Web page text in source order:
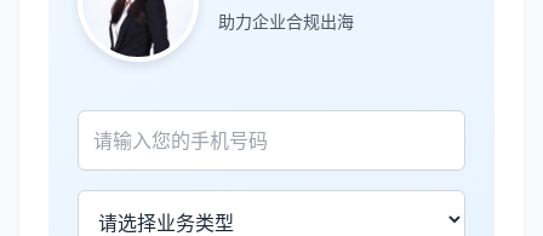
助力企业合规出海
张先生
服务专业高效，一周就完成了泰国公司注
册！
James Wilson